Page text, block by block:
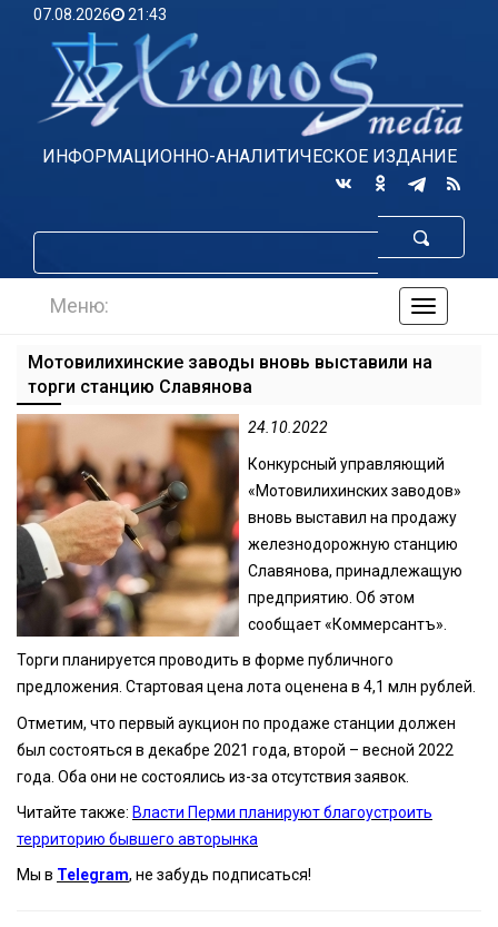
07.08.2026 21:43
ИНФОРМАЦИОННО-АНАЛИТИЧЕСКОЕ ИЗДАНИЕ
по
Меню:
Мотовилихинские заводы вновь выставили на
торги станцию Славянова
24.10.2022
Конкурсный управляющий
«Мотовилихинских заводов»
вновь выставил на продажу
железнодорожную станцию
Славянова, принадлежащую
предприятию. Об этом
сообщает «Коммерсантъ».
Торги планируется проводить в форме публичного
предложения. Стартовая цена лота оценена в 4,1 млн рублей.
Отметим, что первый аукцион по продаже станции должен
был состояться в декабре 2021 года, второй – весной 2022
года. Оба они не состоялись из-за отсутствия заявок.
Читайте также: Власти Перми планируют благоустроить
территорию бывшего авторынка
Мы в Telegram, не забудь подписаться!